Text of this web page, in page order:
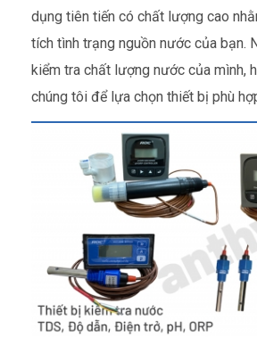
dụng tiên tiến có chất lượng cao
tích tình trạng nguồn nước của bạn.
kiểm tra chất lượng nước của mình,
chúng tôi để lựa chọn thiết bị phù